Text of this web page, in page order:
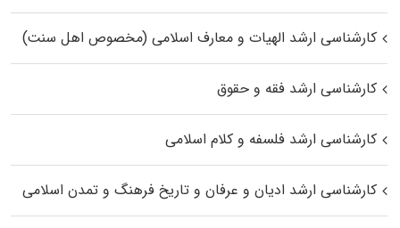
کارشناسی ارشد الهیات و معارف اسلامی (مخصوص اهل سنت)
کارشناسی ارشد فقه و حقوق
کارشناسی ارشد فلسفه و کلام اسلامی
کارشناسی ارشد ادیان و عرفان و تاریخ فرهنگ و تمدن اسلامی